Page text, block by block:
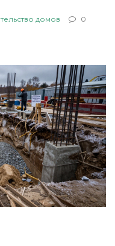
домов 0